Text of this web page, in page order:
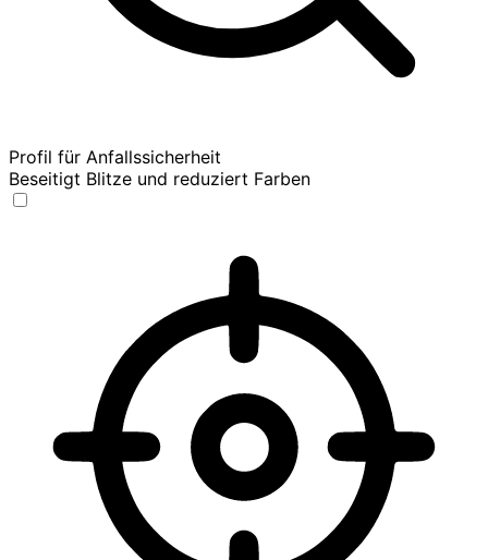
Profil für Anfallssicherheit
Beseitigt Blitze und reduziert Farben